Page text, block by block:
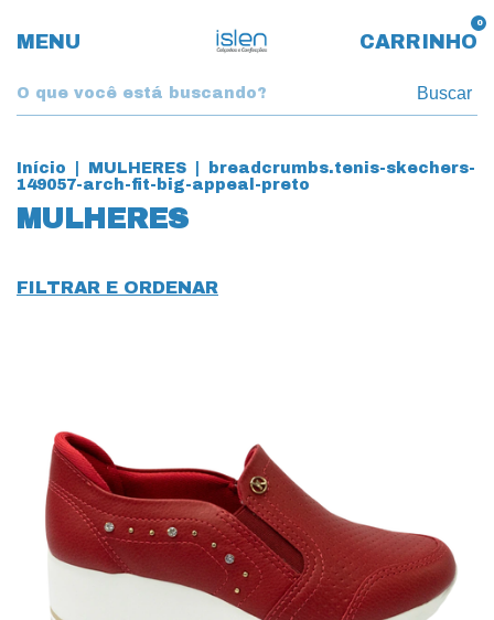
MENU CARRINHO
0
Buscar
Início MULHERES
breadcrumbs.tenis-skechers-
149057-arch-fit-big-appeal-preto
MULHERES
FILTRAR E ORDENAR